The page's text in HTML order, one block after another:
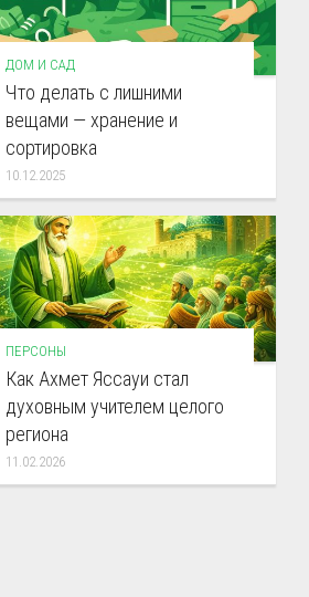
ДОМ И САД
Что делать с лишними
вещами — хранение и
сортировка
10.12.2025
ПЕРСОНЫ
Как Ахмет Яссауи стал
духовным учителем целого
региона
11.02.2026